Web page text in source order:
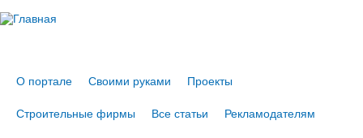
О портале Своими руками Проекты
Строительные фирмы Все статьи Рекламодателям